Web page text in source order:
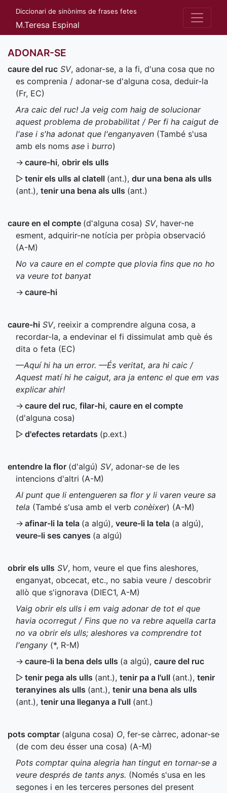
Diccionari de sinònims de frases fetes
M.Teresa Espinal
ADONAR-SE
caure del ruc SV, adonar-se, a la fi, d'una cosa que no
es comprenia / adonar-se d'alguna cosa, deduir-la
(Fr, EC)
Ara caic del ruc! Ja veig com haig de solucionar
aquest problema de probabilitat / Per fi ha caigut de
l'ase i s'ha adonat que l'enganyaven (També s'usa
amb els noms ase i burro)
→ caure-hi, obrir els ulls
▷ tenir els ulls al clatell (ant.), dur una bena als ulls
(ant.), tenir una bena als ulls (ant.)
caure en el compte (d'alguna cosa) SV, haver-ne
esment, adquirir-ne notícia per pròpia observació
(A-M)
No va caure en el compte que plovia fins que no ho
va veure tot banyat
→ caure-hi
caure-hi SV, reeixir a comprendre alguna cosa, a
recordar-la, a endevinar el fi dissimulat amb què és
dita o feta (EC)
—Aquí hi ha un error. —És veritat, ara hi caic /
Aquest matí hi he caigut, ara ja entenc el que em vas
explicar ahir!
→ caure del ruc, filar-hi, caure en el compte
(d'alguna cosa)
▷ d'efectes retardats (p.ext.)
entendre la flor (d'algú) SV, adonar-se de les
intencions d'altri (A-M)
Al punt que li entengueren sa flor y li varen veure sa
tela (També s'usa amb el verb conèixer) (A-M)
→ afinar-li la tela (a algú), veure-li la tela (a algú),
veure-li ses canyes (a algú)
obrir els ulls SV, hom, veure el que fins aleshores,
enganyat, obcecat, etc., no sabia veure / descobrir
allò que s'ignorava (DIEC1, A-M)
Vaig obrir els ulls i em vaig adonar de tot el que
havia ocorregut / Fins que no va rebre aquella carta
no va obrir els ulls; aleshores va comprendre tot
l'engany (*, R-M)
→ caure-li la bena dels ulls (a algú), caure del ruc
▷ tenir pega als ulls (ant.), tenir pa a l'ull (ant.), tenir
teranyines als ulls (ant.), tenir una bena als ulls
(ant.), tenir una lleganya a l'ull (ant.)
pots comptar (alguna cosa) O, fer-se càrrec, adonar-se
(de com deu ésser una cosa) (A-M)
Pots comptar quina alegria han tingut en tornar-se a
veure després de tants anys. (Només s'usa en les
segones i en les terceres persones del present